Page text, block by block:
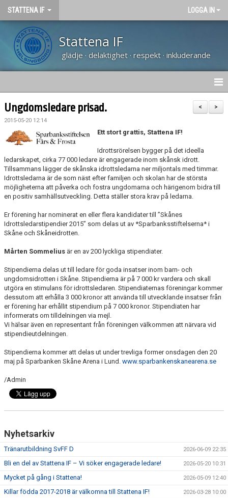
STATTENA IF LOGGA IN
Stattena IF
glädje · delaktighet · respekt · inkluderande
HEM
NYHETER
TRÄNARUTBILDNING SVFF D
OM KLUBBEN
KALENDER
VÅRA LAG
SPONSORER
AVGIFTER
FÖRENINGSSHOP
KONTAKT
INTRESSEANMÄLAN MEDLEM/SPELARE
>
<
Ungdomsledare prisad.
2015-05-20 12:14
Ett stort grattis, Stattena IF!
Idrottsrörelsen bygger på det ideella
ledarskapet, cirka 77 000 ledare är engagerade inom skånsk idrott.
Tillsammans lägger de skånska idrottsledarna ner miljontals med timmar.
Idrottsledarna är de som näst efter familjen och skolan har de största
möjligheterna att påverka och fostra ungdomarna och härigenom bidra till
en positiv samhällsutveckling. Detta ställer stora krav på ledarna.
Er förening har nominerat en eller flera kandidater till ”Skånes
Idrottsledarstipendier 2015” som delas ut av *Sparbanksstiftelserna* i
Skåne och Skåneidrotten.
Mårten Sommelius är en av 200 lyckliga stipendiater.
Stipendierna delas ut till ledare för goda insatser inom barn- och
ungdomsidrotten i Skåne. Stipendierna är på 7 000 kr vardera och skall
utgöra en stimulans för idrottsledaren. Stipendiaternas föreningar kommer
dessutom att erhålla 3 000 kronor att använda till utvecklande insatser från
er förening har erhållit stipendium på 7 000 kronor. Stipendiaten har
informerats om tilldelningen via mejl.
Vi hälsar även en representant från föreningen välkommen att närvara vid
stipendieutdelningen.
Stipendierna kommer att delas ut under trevliga former onsdagen den 20
maj på Sparbanken Skåne Arena i Lund. www.sparbankenskanearena.se
/Admin
Nyhetsarkiv
Tränarutbildning SvFF D 2026-06-09 22:35
Bli en del av Stattena IF – Vi söker engagerade ledare! 2026-05-20 10:31
Mycket på gång i Stattena! 2026-05-09 12:40
Killar födda 2017-2018 är välkomna till Stattena IF! 2026-03-28 10:00